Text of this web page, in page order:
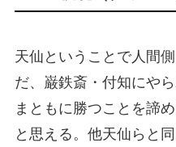
天仙ということで人間
だ、巌鉄斎・付知にや
まともに勝つことを諦
と思える。他天仙らと